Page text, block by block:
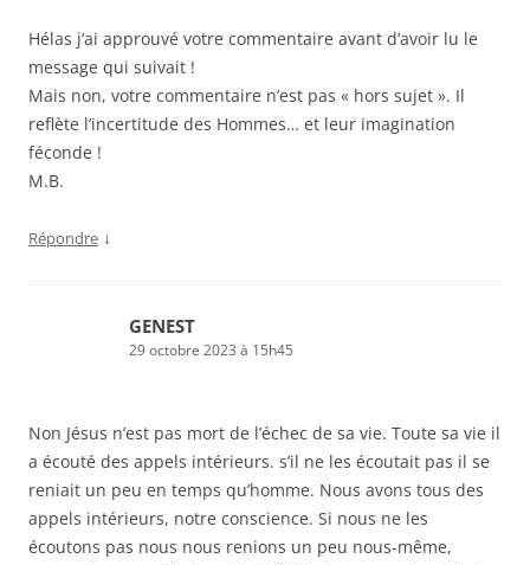
Hélas j’ai approuvé votre commentaire avant d’avoir lu le
message qui suivait !
Mais non, votre commentaire n’est pas « hors sujet ». Il
reflète l’incertitude des Hommes… et leur imagination
féconde !
M.B.
Répondre ↓
GENEST
29 octobre 2023 à 15h45
Non Jésus n’est pas mort de l’échec de sa vie. Toute sa vie il
a écouté des appels intérieurs. s’il ne les écoutait pas il se
reniait un peu en temps qu’homme. Nous avons tous des
appels intérieurs, notre conscience. Si nous ne les
écoutons pas nous nous renions un peu nous-même,